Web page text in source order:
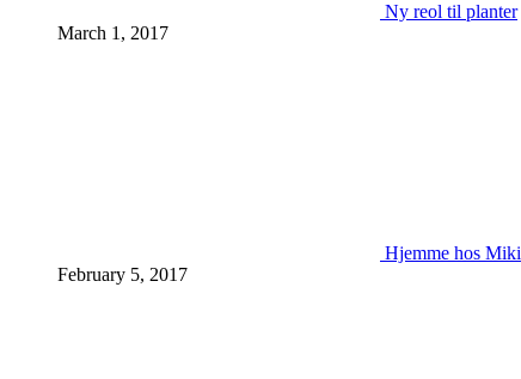
Ny reol til planter
March 1, 2017
Hjemme hos Miki
February 5, 2017